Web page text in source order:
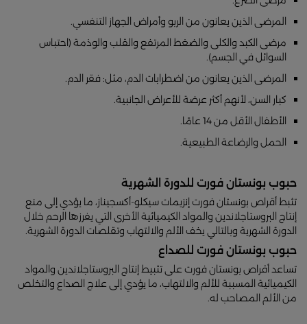
المرضى الذين يعانون من الربو وأمراض الجهاز التنفسي.
مرضى الكبد والكلى والضغط المرتفع والقلب والوذمة (احتباس
السوائل في الجسم).
المرضى الذين يعانون من اضطرابات الدم، مثل: فقر الدم.
كبار السن، لأنهم أكثر عرضة للأعراض الجانبية.
الأطفال الأقل من 14 عامًا.
الحمل والرضاعة الطبيعية.
حبوب بونستان فورت للدورة الشهرية
تثبط أقراص بونستان فورت إنزيمات سيكلو-أكسجيناز، ما يؤدي إلى منع
إنتاج البروستاجلاندين والمواد الكيميائية الأخرى التي يفرزها الرحم خلال
الدورة الشهرية وبالتالي يخف الألم والالتهاب وتقلصات الدورة الشهرية.
حبوب بونستان فورت للصداع
تساعد أقراص بونستان فورت على تثبيط إنتاج البروستاجلاندين والمواد
الكيميائية المسببة للألم والالتهاب، ما يؤدي إلى علاج الصداع والتخلص
من الألم المصاحب له.